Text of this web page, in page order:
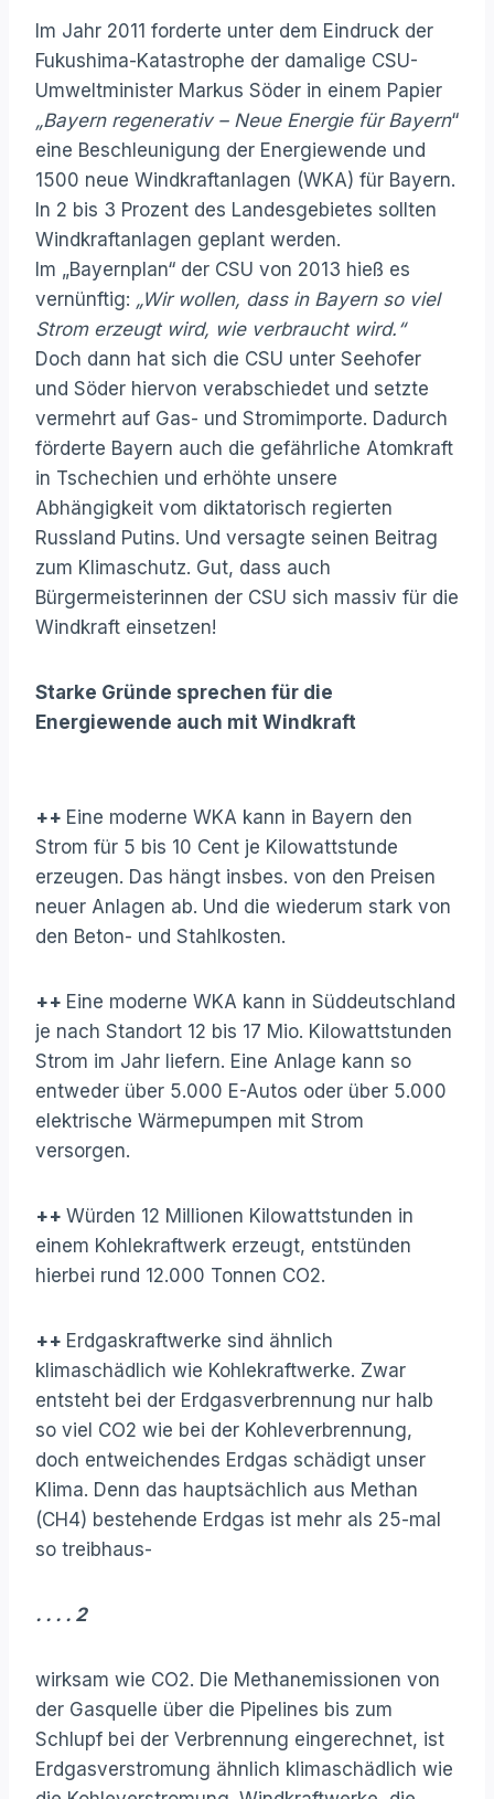
Im Jahr 2011 forderte unter dem Eindruck der
Fukushima-Katastrophe der damalige CSU-
Umwelt­minister Markus Söder in einem Papier
„Bayern regenerativ – Neue Energie für Bayern“
eine Beschleunigung der Energiewende und
1500 neue Windkraftanlagen (WKA) für Bayern.
In 2 bis 3 Prozent des Landesgebietes sollten
Windkraftanlagen geplant werden.
Im „Bayernplan“ der CSU von 2013 hieß es
vernünftig: „Wir wollen, dass in Bayern so viel
Strom erzeugt wird, wie verbraucht wird.“
Doch dann hat sich die CSU unter Seehofer
und Söder hiervon verabschiedet und setzte
vermehrt auf Gas- und Stromimporte. Dadurch
förderte Bayern auch die gefährliche Atomkraft
in Tschechien und erhöhte unsere
Abhängigkeit vom diktatorisch regierten
Russland Putins. Und versagte seinen Beitrag
zum Klimaschutz. Gut, dass auch
Bürgermeisterinnen der CSU sich massiv für die
Windkraft einsetzen!
Starke Gründe sprechen für die
Energiewende auch mit Windkraft
++ Eine moderne WKA kann in Bayern den
Strom für 5 bis 10 Cent je Kilowattstunde
erzeugen. Das hängt insbes. von den Preisen
neuer Anlagen ab. Und die wiederum stark von
den Beton- und Stahlkosten.
++ Eine moderne WKA kann in Süddeutschland
je nach Standort 12 bis 17 Mio. Kilowattstunden
Strom im Jahr liefern. Eine Anlage kann so
entweder über 5.000 E-Autos oder über 5.000
elektrische Wärmepumpen mit Strom
versorgen.
++ Würden 12 Millionen Kilowattstunden in
einem Kohlekraftwerk erzeugt, entstünden
hierbei rund 12.000 Tonnen CO2.
++ Erdgaskraftwerke sind ähnlich
klimaschädlich wie Kohlekraftwerke. Zwar
entsteht bei der Erdgasverbrennung nur halb
so viel CO2 wie bei der Kohleverbrennung,
doch entweichendes Erdgas schädigt unser
Klima. Denn das hauptsächlich aus Methan
(CH4) bestehende Erdgas ist mehr als 25-mal
so treibhaus-
. . . . 2
wirksam wie CO2. Die Methanemissionen von
der Gasquelle über die Pipelines bis zum
Schlupf bei der Verbrennung eingerechnet, ist
Erdgasverstromung ähnlich klimaschädlich wie